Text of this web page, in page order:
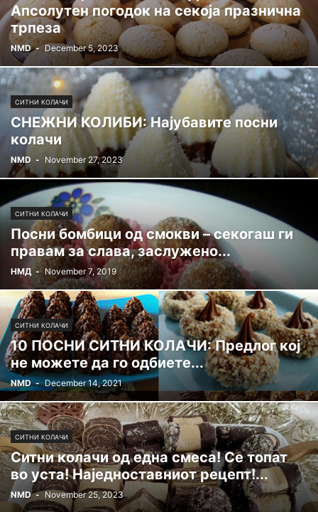
Апсолутен погодок на секоја празнична
трпеза
NMD - December 5, 2023
СИТНИ КОЛАЧИ
СНЕЖНИ КОЛИБИ: Најубавите посни
колачи
NMD - November 27, 2023
СИТНИ КОЛАЧИ
Посни бомбици од смокви – секогаш ги
правам за слава, заслужено...
НМД - November 7, 2019
СИТНИ КОЛАЧИ
10 ПОСНИ СИТНИ КОЛАЧИ: Предлог кој
не можете да го одбиете...
NMD - December 14, 2021
СИТНИ КОЛАЧИ
Ситни колачи од една смеса! Се топат
во уста! Наједноставниот рецепт!...
NMD - November 25, 2023